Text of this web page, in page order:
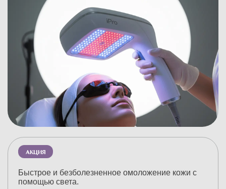
АКЦИЯ
Быстрое и безболезненное омоложение кожи с
помощью света.